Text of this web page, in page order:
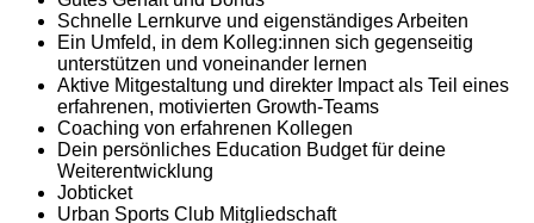
Schnelle Lernkurve und eigenständiges Arbeiten
Ein Umfeld, in dem Kolleg:innen sich gegenseitig
unterstützen und voneinander lernen
Aktive Mitgestaltung und direkter Impact als Teil eines
erfahrenen, motivierten Growth-Teams
Coaching von erfahrenen Kollegen
Dein persönliches Education Budget für deine
Weiterentwicklung
Jobticket
Urban Sports Club Mitgliedschaft